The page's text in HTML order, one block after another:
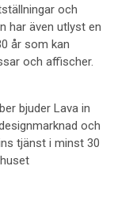
och
har även utlyst en
år som kan
och affischer.
bjuder Lava in
och
tjänst i minst 30